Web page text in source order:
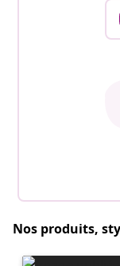
Nos produits,